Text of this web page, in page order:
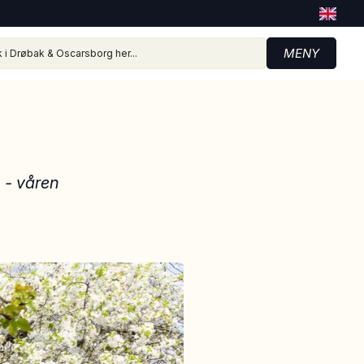
MENY
- våren